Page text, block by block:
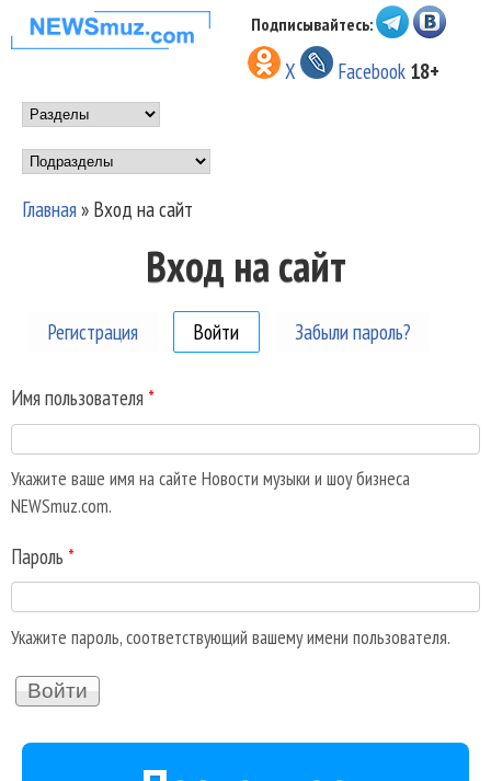
Перейти к основному
содержанию
НОВОСТИ
МУЗЫКИ И
ШОУ БИЗНЕСА
NEWSMUZ.COM
Подписывайтесь:
X Facebook 18+
Main menu
Подразделы
Вы здесь
Главная» Вход на сайт
Вход на сайт
Регистрация Войти (активная вкладка)
Забыли пароль?
Имя пользователя *
Укажите ваше имя на сайте Новости музыки и шоу бизнеса
NEWSmuz.com.
Пароль *
Укажите пароль, соответствующий вашему имени пользователя.